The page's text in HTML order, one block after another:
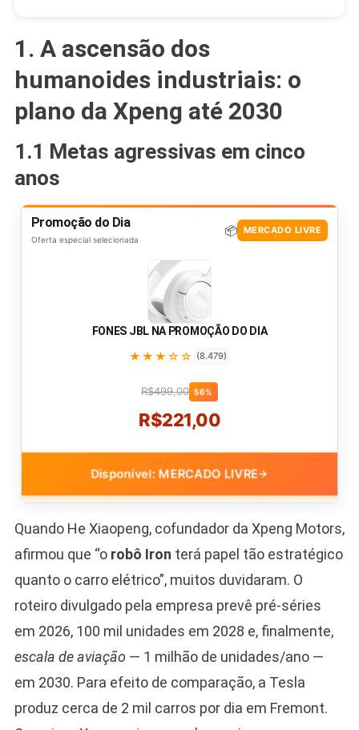
1. A ascensão dos
humanoides industriais: o
plano da Xpeng até 2030
1.1 Metas agressivas em cinco
anos
Promoção do Dia
Oferta especial selecionada
📦 MERCADO LIVRE
FONES JBL NA PROMOÇÃO DO DIA
★★★☆☆ (8.479)
R$499,00 56%
R$221,00
Disponível: MERCADO LIVRE→
Quando He Xiaopeng, cofundador da Xpeng Motors,
afirmou que “o robô Iron terá papel tão estratégico
quanto o carro elétrico”, muitos duvidaram. O
roteiro divulgado pela empresa prevê pré-séries
em 2026, 100 mil unidades em 2028 e, finalmente,
escala de aviação — 1 milhão de unidades/ano —
em 2030. Para efeito de comparação, a Tesla
produz cerca de 2 mil carros por dia em Fremont.